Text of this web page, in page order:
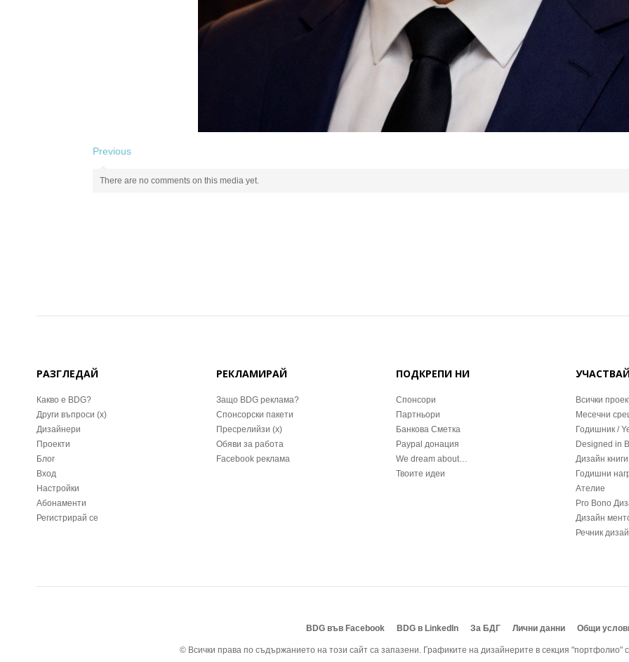
Previous
There are no comments on this media yet.
РАЗГЛЕДАЙ
Какво е BDG?
Други въпроси (x)
Дизайнери
Проекти
Блог
Вход
Настройки
Абонаменти
Регистрирай се
РЕКЛАМИРАЙ
Защо BDG реклама?
Спонсорски пакети
Пресрелийзи (x)
Обяви за работа
Facebook реклама
ПОДКРЕПИ НИ
Спонсори
Партньори
Банкова Сметка
Paypal донация
We dream about…
Твоите идеи
Всички
Месечни
Годишник /
Designed in
Дизайн книги
Годишни
Ателие
Pro Bono
Дизайн
Речник
BDG във Facebook BDG в LinkedIn За БДГ Лични данни Общи
© Всички права по съдържанието на този сайт са запазени. Графиките на дизайнерите в секция "портфолио"